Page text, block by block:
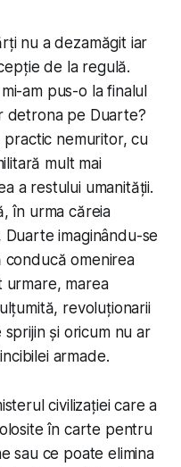
nu a dezamăgit iar
de la regulă.
am pus-o la finalul
detrona pe Duarte?
nemuritor, cu
mult mai
a restului umanității.
în urma căreia
imaginându-se
conducă omenirea
marea
revoluționarii
și oricum nu ar
armade.
civilizației care a
în carte pentru
sau ce poate elimina